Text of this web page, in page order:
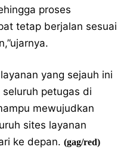
proses
tetap berjalan sesuai
yang sejauh ini
petugas di
mewujudkan
sites layanan
ke depan. (gag/red)